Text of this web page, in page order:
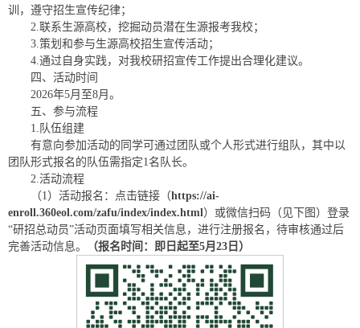
训，遵守招生宣传纪律；
2.联系生源高校，挖掘动员潜在生源报考我校；
3.策划和参与生源高校招生宣传活动；
4.通过自身实践，对我校研招宣传工作提出合理化建议。
四、活动时间
2026年5月至8月。
五、参与流程
1.队伍组建
有意向参加活动的同学可通过团队或个人形式进行组队，其中以
团队形式报名的队伍需指定1名队长。
2.活动流程
（1）活动报名：点击链接（https://ai-
enroll.360eol.com/zafu/index/index.html）或微信扫码（见下图）登录
“研招总动员”活动页面填写相关信息，进行注册报名，待审核通过后
完善活动信息。
（报名时间：即日起至5月23日 ）